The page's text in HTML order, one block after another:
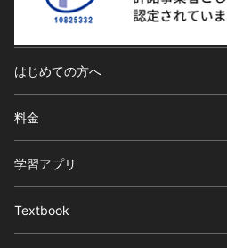
はじめての方へ
料金
学習アプリ
Textbook